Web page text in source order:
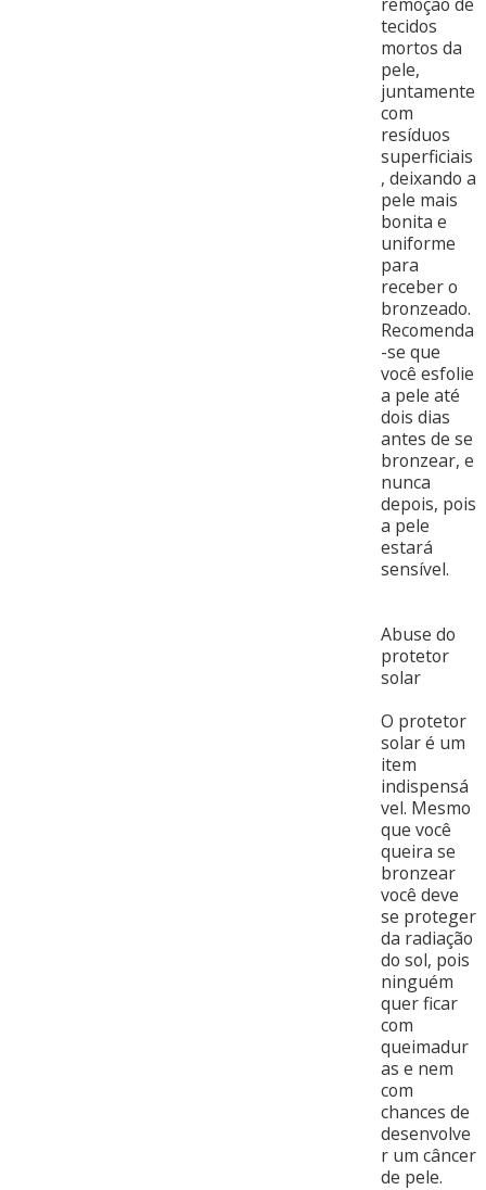
tecidos
mortos da
pele,
juntamente
com
resíduos
superficiais
, deixando a
pele mais
bonita e
uniforme
para
receber o
bronzeado.
Recomenda
-se que
você esfolie
a pele até
dois dias
antes de se
bronzear, e
nunca
depois, pois
a pele
estará
sensível.
Abuse do
protetor
solar
O protetor
solar é um
item
indispensá
vel. Mesmo
que você
queira se
bronzear
você deve
se proteger
da radiação
do sol, pois
ninguém
quer ficar
com
queimadur
as e nem
com
chances de
desenvolve
r um câncer
de pele.